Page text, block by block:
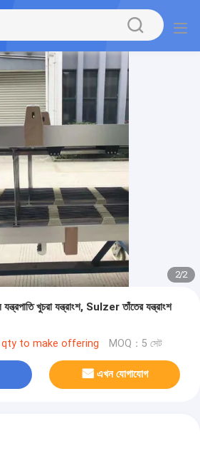
2/2
খুচরা যন্ত্রাংশ, Sulzer তাঁতের যন্ত্রাংশ
qty to make offering MOQ：5 সেট
এখন যোগাযোগ